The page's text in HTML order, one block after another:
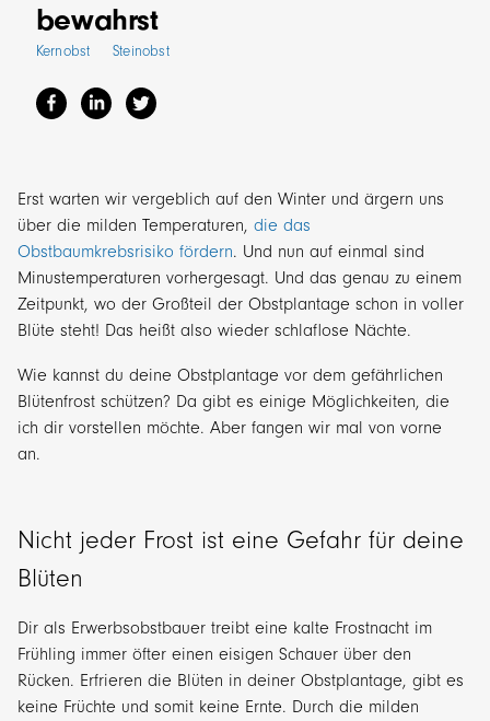
bewahrst
Kernobst Steinobst
Erst warten wir vergeblich auf den Winter und ärgern uns
über die milden Temperaturen,die das
Obstbaumkrebsrisiko fördern. Und nun auf einmal sind
Minustemperaturen vorhergesagt. Und das genau zu einem
Zeitpunkt, wo der Großteil der Obstplantage schon in voller
Blüte steht! Das heißt also wieder schlaflose Nächte.
Wie kannst du deine Obstplantage vor dem gefährlichen
Blütenfrost schützen? Da gibt es einige Möglichkeiten, die
ich dir vorstellen möchte. Aber fangen wir mal von vorne
an.
Nicht jeder Frost ist eine Gefahr für deine
Blüten
Dir als Erwerbsobstbauer treibt eine kalte Frostnacht im
Frühling immer öfter einen eisigen Schauer über den
Rücken. Erfrieren die Blüten in deiner Obstplantage, gibt es
keine Früchte und somit keine Ernte. Durch die milden